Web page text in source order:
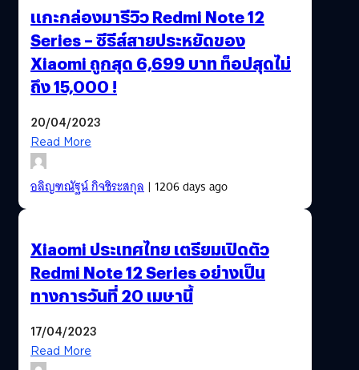
แกะกล่องมารีวิว Redmi Note 12
Series – ซีรีส์สายประหยัดของ
Xiaomi ถูกสุด 6,699 บาท ท็อปสุดไม่
ถึง 15,000 !
20/04/2023
Read More
อลิญฑณัฐน์ กิจชิระสกุล| 1206 days ago
Xiaomi ประเทศไทย เตรียมเปิดตัว
Redmi Note 12 Series อย่างเป็น
ทางการวันที่ 20 เมษานี้
17/04/2023
Read More